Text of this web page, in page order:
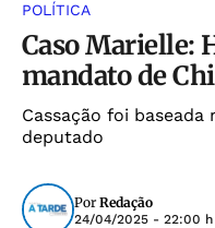
POLÍTICA
Caso Marielle:
mandato de
Cassação foi
deputado
Por Redação
24/04/2025 - 22:00 h